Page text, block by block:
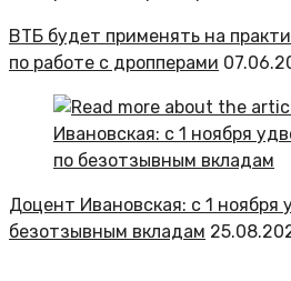
ВТБ будет применять на
по работе с дропперами
Доцент Ивановская: с 1 ноября
безотзывным вкладам